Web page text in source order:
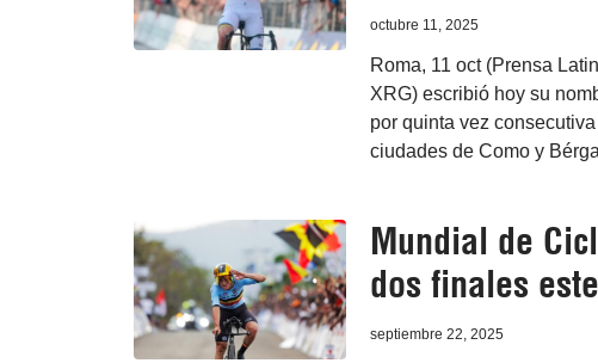
octubre 11, 2025
Roma, 11 oct (Prensa
XRG) escribió hoy su
por quinta vez
ciudades de Como y
Mundial de
dos finales
septiembre 22, 2025